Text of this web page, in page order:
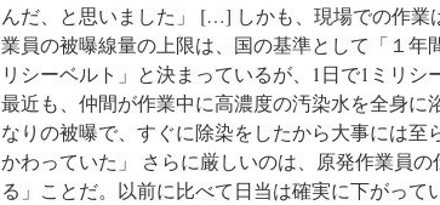
んだ、と思いました」 […] しかも、現場での作業
業員の被曝線量の上限は、国の基準として「１年
リシーベルト」と決まっているが、1日で1ミリ
最近も、仲間が作業中に高濃度の汚染水を全身
なりの被曝で、すぐに除染をしたから大事には
かわっていた」 さらに厳しいのは、原発作業員
る」ことだ。以前に比べて日当は確実に下がっ